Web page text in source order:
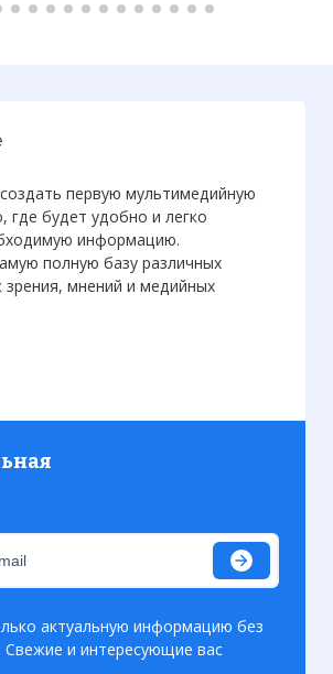
первую мультимедийную
где будет удобно и легко
информацию.
полную базу различных
зрения, мнений и медийных
актуальную информацию без
Свежие и интересующие вас